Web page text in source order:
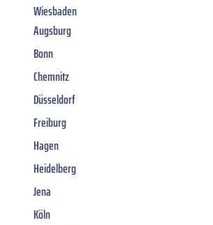
Wiesbaden
Augsburg
Bonn
Chemnitz
Düsseldorf
Freiburg
Hagen
Heidelberg
Jena
Köln